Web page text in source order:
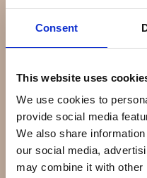
Consent
This website uses
We use cookies to
provide social media
We also share
our social media,
may combine it with other
en virksomhed der
Det blev grundlag af
London, England i 1905.
som nummer 71 på listen
varemærker i år 2007.
enkeltproducent af
omkring 812.000 om
2003 var omkring 3